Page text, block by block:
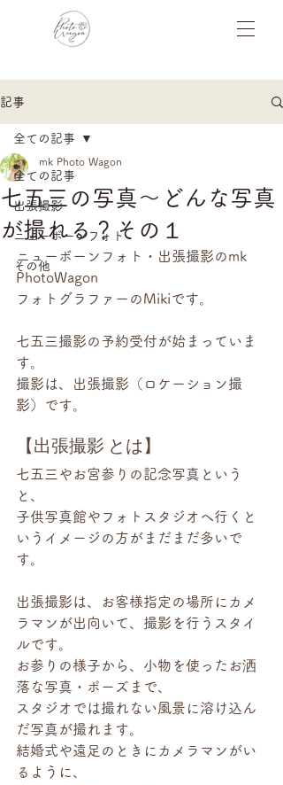
記事
全ての記事
出張撮影
ニューボーンフォト
その他
全ての記事
七五三の写真〜どんな写真
が撮れる？その１
mk Photo Wagon
ニューボーンフォト・出張撮影のmk
PhotoWagon
フォトグラファーのMikiです。
七五三撮影の予約受付が始まっていま
す。
撮影は、出張撮影（ロケーション撮
影）です。
【出張撮影 とは】
七五三やお宮参りの記念写真という
と、
子供写真館やフォトスタジオへ行くと
いうイメージの方がまだまだ多いで
す。
出張撮影は、お客様指定の場所にカメ
ラマンが出向いて、撮影を行うスタイ
ルです。
お参りの様子から、小物を使ったお洒
落な写真・ポーズまで、
スタジオでは撮れない風景に溶け込ん
だ写真が撮れます。
結婚式や遠足のときにカメラマンがい
るように、